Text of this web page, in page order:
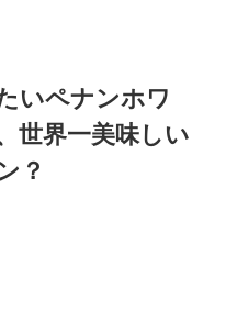
いペナンホワ
世界一美味しい
？